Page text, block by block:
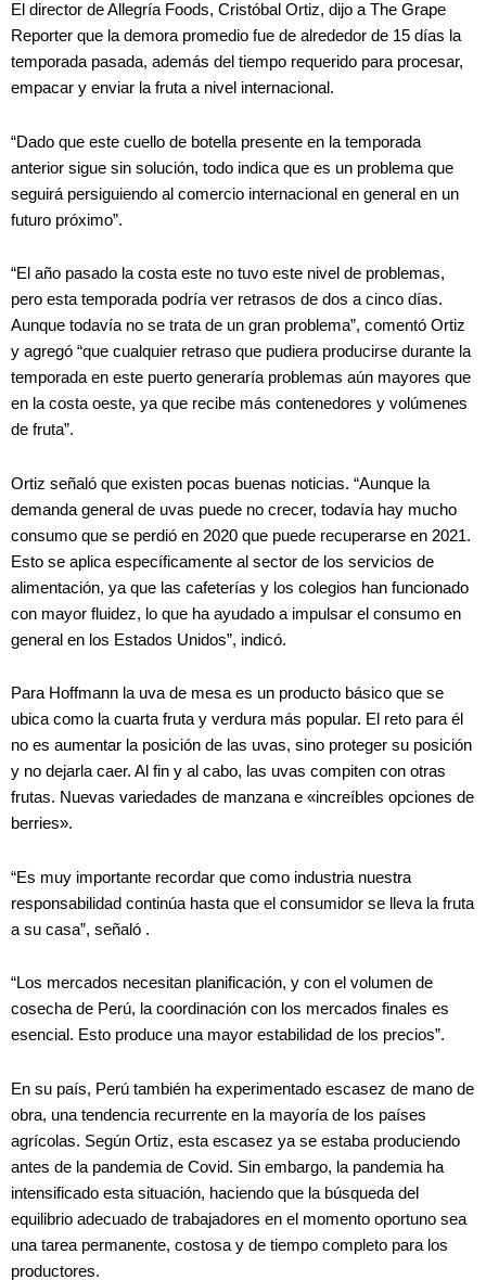
El director de Allegría Foods, Cristóbal Ortiz, dijo a The Grape
Reporter que la demora promedio fue de alrededor de 15 días la
temporada pasada, además del tiempo requerido para procesar,
empacar y enviar la fruta a nivel internacional.
“Dado que este cuello de botella presente en la temporada
anterior sigue sin solución, todo indica que es un problema que
seguirá persiguiendo al comercio internacional en general en un
futuro próximo”.
“El año pasado la costa este no tuvo este nivel de problemas,
pero esta temporada podría ver retrasos de dos a cinco días.
Aunque todavía no se trata de un gran problema”, comentó Ortiz
y agregó “que cualquier retraso que pudiera producirse durante la
temporada en este puerto generaría problemas aún mayores que
en la costa oeste, ya que recibe más contenedores y volúmenes
de fruta”.
Ortiz señaló que existen pocas buenas noticias. “Aunque la
demanda general de uvas puede no crecer, todavía hay mucho
consumo que se perdió en 2020 que puede recuperarse en 2021.
Esto se aplica específicamente al sector de los servicios de
alimentación, ya que las cafeterías y los colegios han funcionado
con mayor fluidez, lo que ha ayudado a impulsar el consumo en
general en los Estados Unidos”, indicó.
Para Hoffmann la uva de mesa es un producto básico que se
ubica como la cuarta fruta y verdura más popular. El reto para él
no es aumentar la posición de las uvas, sino proteger su posición
y no dejarla caer. Al fin y al cabo, las uvas compiten con otras
frutas. Nuevas variedades de manzana e «increíbles opciones de
berries».
“Es muy importante recordar que como industria nuestra
responsabilidad continúa hasta que el consumidor se lleva la fruta
a su casa”, señaló .
“Los mercados necesitan planificación, y con el volumen de
cosecha de Perú, la coordinación con los mercados finales es
esencial. Esto produce una mayor estabilidad de los precios”.
En su país, Perú también ha experimentado escasez de mano de
obra, una tendencia recurrente en la mayoría de los países
agrícolas. Según Ortiz, esta escasez ya se estaba produciendo
antes de la pandemia de Covid. Sin embargo, la pandemia ha
intensificado esta situación, haciendo que la búsqueda del
equilibrio adecuado de trabajadores en el momento oportuno sea
una tarea permanente, costosa y de tiempo completo para los
productores.